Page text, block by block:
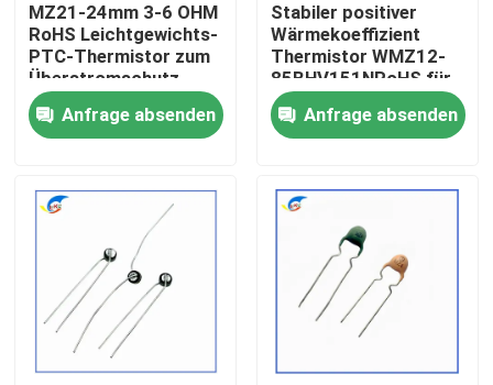
Zu Hause
Über uns
Werksbesichtigung
MZ21-24mm 3-6 OHM
RoHS Leichtgewichts-
PTC-Thermistor zum
Überstromschutz
Anfrage absenden
Stabiler positiver
Wärmekoeffizient
Thermistor WMZ12-
85BHV151NRoHS für
Überstromschutz
Zertifiziert RoHS-
kompatibel
Anfrage absenden